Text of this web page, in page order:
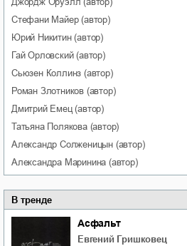
Стефани Майер(автор)
Юрий Никитин(автор)
Гай Орловский(автор)
Сьюзен Коллинз (автор)
Роман Злотников (автор)
Дмитрий Емец(автор)
Татьяна Полякова(автор)
Александр Солженицын (автор)
Александра Маринина (автор)
В тренде
Асфальт
Евгений Гришковец